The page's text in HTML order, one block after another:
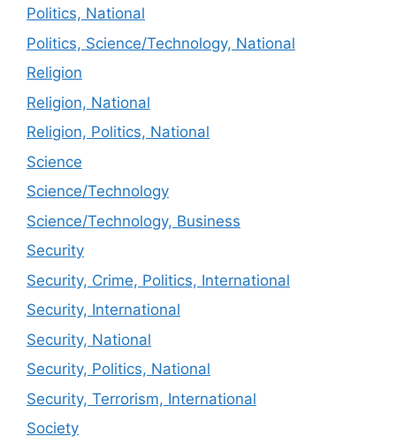
Politics, National
Politics, Science/Technology, National
Religion
Religion, National
Religion, Politics, National
Science
Science/Technology
Science/Technology, Business
Security
Security, Crime, Politics, International
Security, International
Security, National
Security, Politics, National
Security, Terrorism, International
Society